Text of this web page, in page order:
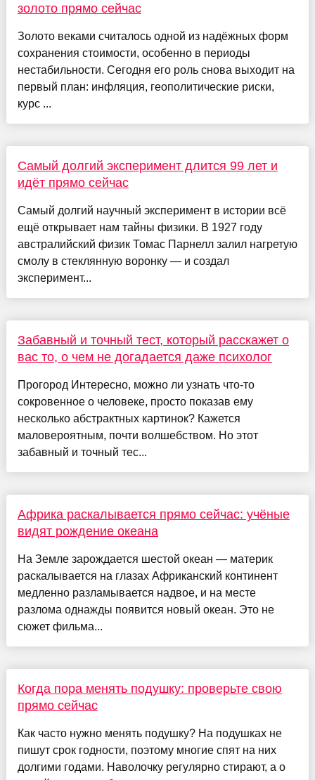
золото прямо сейчас
Золото веками считалось одной из надёжных форм
сохранения стоимости, особенно в периоды
нестабильности. Сегодня его роль снова выходит на
первый план: инфляция, геополитические риски,
курс ...
Самый долгий эксперимент длится 99 лет и
идёт прямо сейчас
Самый долгий научный эксперимент в истории всё
ещё открывает нам тайны физики. В 1927 году
австралийский физик Томас Парнелл залил нагретую
смолу в стеклянную воронку — и создал
эксперимент...
Забавный и точный тест, который расскажет о
вас то, о чем не догадается даже психолог
Прогород Интересно, можно ли узнать что-то
сокровенное о человеке, просто показав ему
несколько абстрактных картинок? Кажется
маловероятным, почти волшебством. Но этот
забавный и точный тес...
Африка раскалывается прямо сейчас: учёные
видят рождение океана
На Земле зарождается шестой океан — материк
раскалывается на глазах Африканский континент
медленно разламывается надвое, и на месте
разлома однажды появится новый океан. Это не
сюжет фильма...
Когда пора менять подушку: проверьте свою
прямо сейчас
Как часто нужно менять подушку? На подушках не
пишут срок годности, поэтому многие спят на них
долгими годами. Наволочку регулярно стирают, а о